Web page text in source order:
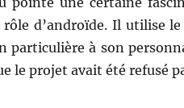
d’androïde. Il utilise
particulière à son
le projet avait été refusé